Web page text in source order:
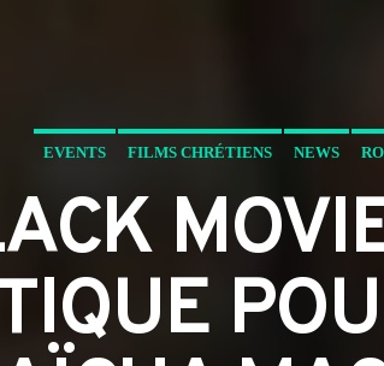
EVENTS FILMS CHRÉTIENS NEWS